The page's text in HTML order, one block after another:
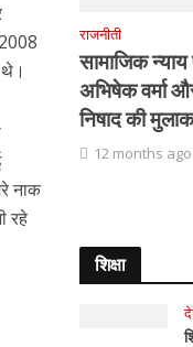
नाक
रहे
राजनीती
सामाजिक
अभिषेक वर्मा
निषाद की
12 months ago
शिक्षा